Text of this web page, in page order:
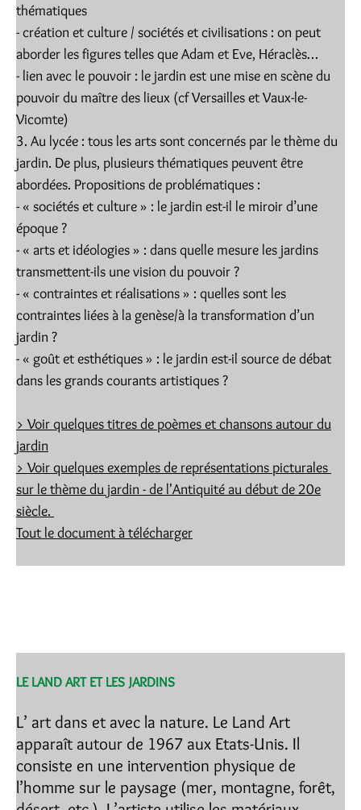
thématiques
- création et culture / sociétés et civilisations : on peut
aborder les figures telles que Adam et Eve, Héraclès…
- lien avec le pouvoir : le jardin est une mise en scène du
pouvoir du maître des lieux (cf Versailles et Vaux-le-
Vicomte)
3. Au lycée : tous les arts sont concernés par le thème du
jardin. De plus, plusieurs thématiques peuvent être
abordées. Propositions de problématiques :
- « sociétés et culture » : le jardin est-il le miroir d’une
époque ?
- « arts et idéologies » : dans quelle mesure les jardins
transmettent-ils une vision du pouvoir ?
- « contraintes et réalisations » : quelles sont les
contraintes liées à la genèse/à la transformation d’un
jardin ?
- « goût et esthétiques » : le jardin est-il source de débat
dans les grands courants artistiques ?
> Voirquelques titres de poèmes et chansons autour du
jardin
> Voir quelques exemples de représentations picturales
sur le thème du jardin - de l'Antiquité au début de 20e
siècle.
Tout le document à télécharger
LE LAND ART ET LES JARDINS
L’ art dans et avec la nature. Le Land Art
apparaît autour de 1967 aux Etats-Unis. Il
consiste en une intervention physique de
l’homme sur le paysage (mer, montagne, forêt,